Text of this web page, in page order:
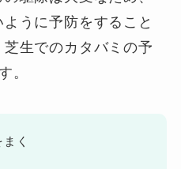
うに予防をすること
生でのカタバミの予
。
く